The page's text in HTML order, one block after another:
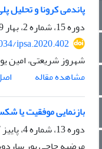
پاندمی کرونا و
دوره 15، شماره 2، بهار 1399، صفحه
ipsa.2020.402
شهروز شریعتی، امین
مشاهده مقاله
بازنمایی موفقیت یا
دوره 13، شماره 4، پاییز 1397، صفحه